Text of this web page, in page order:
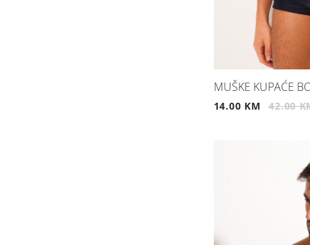
MUŠKE KUPAĆE
14.00 KM 42.00